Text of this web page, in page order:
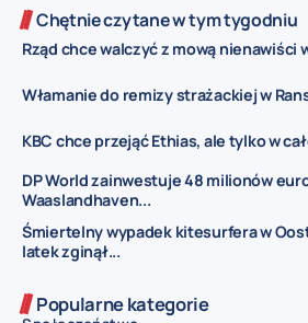
Chętnie czytane w tym tygodniu
Rząd chce walczyć z mową nienawiści
Włamanie do remizy strażackiej w
KBC chce przejąć Ethias, ale tylko w
DP World zainwestuje 48 milionów
Waaslandhaven...
Śmiertelny wypadek kitesurfera w
latek zginął...
Popularne kategorie